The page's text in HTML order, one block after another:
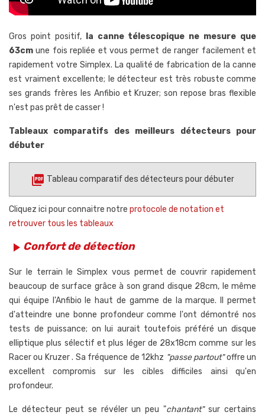
Gros point positif,
la canne télescopique ne mesure que
63cm une fois repliée et vous permet de ranger facilement et
rapidement votre Simplex. La qualité de fabrication de la canne
est vraiment excellente; le détecteur est très robuste comme
ses grands frères les Anfibio et Kruzer; son repose bras flexible
n'est pas prêt de casser !
Tableaux comparatifs des meilleurs détecteurs pour
débuter
picture_as_pdf Tableau comparatif des détecteurs pour débuter
Cliquez ici pour connaitre notre protocole de notation et
retrouver tous les tableaux
play_arrowConfort de détection
Sur le terrain le Simplex vous permet de couvrir rapidement
beaucoup de surface grâce à son grand disque 28cm, le même
qui équipe l'Anfibio le haut de gamme de la marque. Il permet
d'atteindre une bonne profondeur comme l'ont démontré nos
tests de puissance; on lui aurait toutefois préféré un disque
elliptique plus sélectif et plus léger de 28x18cm comme sur les
Racer ou Kruzer . Sa fréquence de 12khz "passe partout"offre un
excellent compromis sur les cibles difficiles ainsi qu'en
profondeur.
Le détecteur peut se révéler un peu "chantant"sur certains